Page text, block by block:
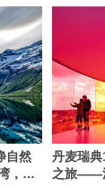
自然
，畅
丹麦瑞
之旅——